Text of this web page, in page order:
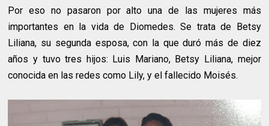
Por eso no pasaron por alto una de las mujeres más
importantes en la vida de Diomedes. Se trata de Betsy
Liliana, su segunda esposa, con la que duró más de diez
años y tuvo tres hijos: Luis Mariano, Betsy Liliana, mejor
conocida en las redes como Lily, y el fallecido Moisés.